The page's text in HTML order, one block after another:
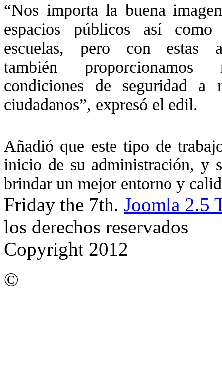
“Nos importa la buena
espacios públicos así
escuelas, pero con estas
también proporcionamos
condiciones de seguridad a
ciudadanos”, expresó el edil.
Añadió que este tipo de
inicio de su administración, y
brindar un mejor entorno y
Friday the 7th. Joomla 2.5
los derechos reservados
Copyright 2012
©